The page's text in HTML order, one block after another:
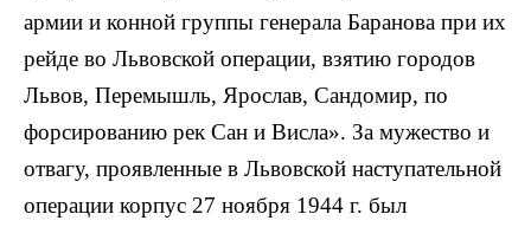
армии и конной группы генерала Баранова при их
рейде во Львовской операции, взятию городов
Львов, Перемышль, Ярослав, Сандомир, по
форсированию рек Сан и Висла». За мужество и
отвагу, проявленные в Львовской наступательной
операции корпус 27 ноября 1944 г. был